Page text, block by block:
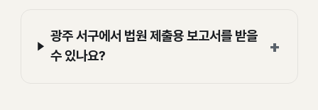
광주 서구에서 법원 제출용 보고서를 받을
수 있나요?
+